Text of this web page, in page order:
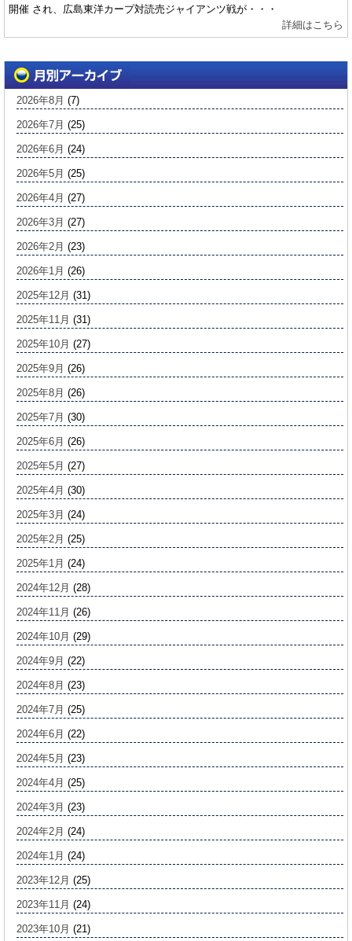
開催 され、広島東洋カープ対読売ジャイアンツ戦が・・・
詳細はこちら
2026年8月 (7)
2026年7月 (25)
2026年6月 (24)
2026年5月 (25)
2026年4月 (27)
2026年3月 (27)
2026年2月 (23)
2026年1月 (26)
2025年12月 (31)
2025年11月 (31)
2025年10月 (27)
2025年9月 (26)
2025年8月 (26)
2025年7月 (30)
2025年6月 (26)
2025年5月 (27)
2025年4月 (30)
2025年3月 (24)
2025年2月 (25)
2025年1月 (24)
2024年12月 (28)
2024年11月 (26)
2024年10月 (29)
2024年9月 (22)
2024年8月 (23)
2024年7月 (25)
2024年6月 (22)
2024年5月 (23)
2024年4月 (25)
2024年3月 (23)
2024年2月 (24)
2024年1月 (24)
2023年12月 (25)
2023年11月 (24)
2023年10月 (21)